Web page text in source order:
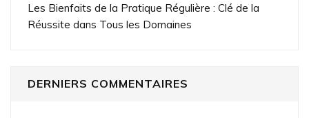
Les Bienfaits de la Pratique Régulière : Clé de la
Réussite dans Tous les Domaines
DERNIERS COMMENTAIRES